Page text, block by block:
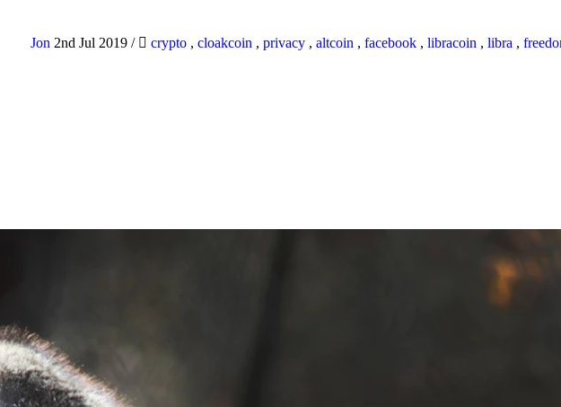
Jon 2nd Jul 2019 / crypto , cloakcoin , privacy , altcoin , facebook , libracoin , libra ,